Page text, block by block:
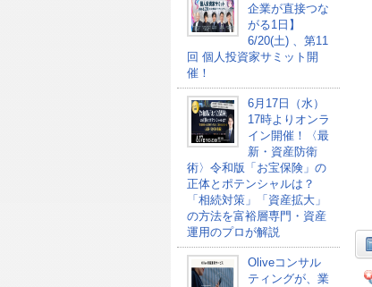
企業が直接つな
がる1日】
6/20(土) 、第11
回 個人投資家サミット開
催！
6月17日（水）
17時よりオンラ
イン開催！〈最
新・資産防衛
術〉令和版「お宝保険」の
正体とポテンシャルは？
「相続対策」「資産拡大」
の方法を富裕層専門・資産
運用のプロが解説
Oliveコンサル
ティングが、業